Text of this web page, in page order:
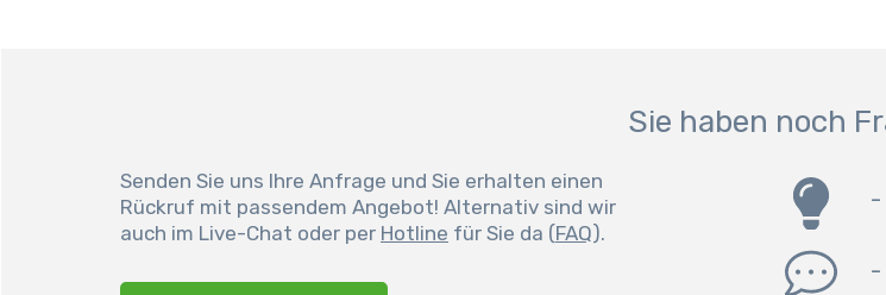
Sie haben noch
Senden Sie uns Ihre Anfrage und Sie erhalten einen
Rückruf mit passendem Angebot! Alternativ sind wir
auch im Live-Chat oder per Hotline für Sie da (FAQ).
-
-